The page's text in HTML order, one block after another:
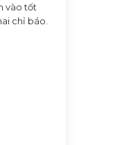
vào tốt
chỉ báo.